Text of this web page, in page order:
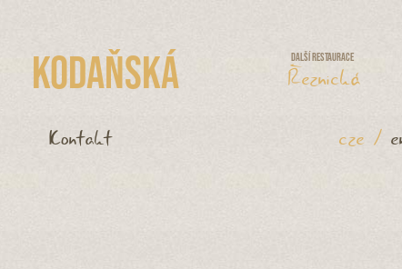
Kodaňská Další restaurace
Řeznická
Kontakt cze /